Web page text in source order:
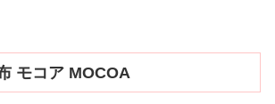
モコア MOCOA